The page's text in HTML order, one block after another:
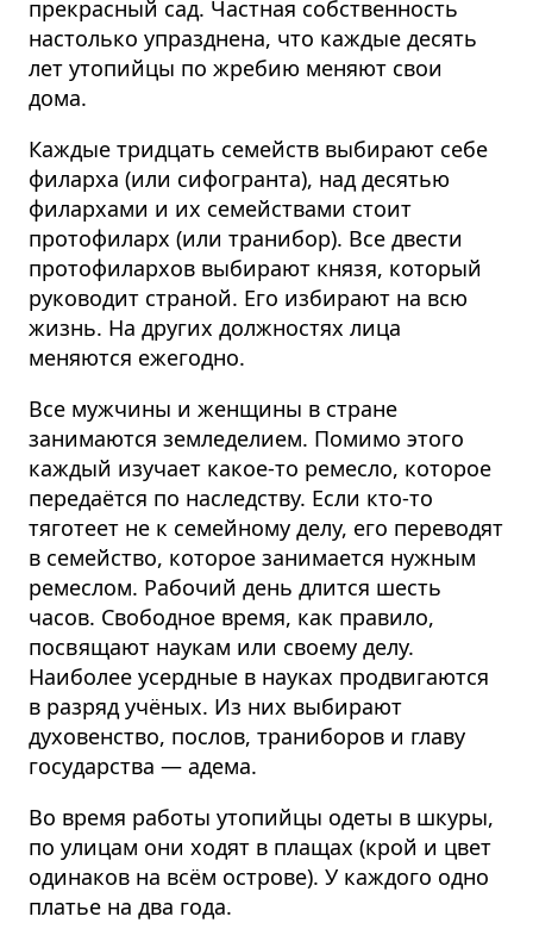
прекрасный сад. Частная собственность
настолько упразднена, что каждые десять
лет утопийцы по жребию меняют свои
дома.
Каждые тридцать семейств выбирают себе
филарха (или сифогранта), над десятью
филархами и их семействами стоит
протофиларх (или транибор). Все двести
протофилархов выбирают князя, который
руководит страной. Его избирают на всю
жизнь. На других должностях лица
меняются ежегодно.
Все мужчины и женщины в стране
занимаются земледелием. Помимо этого
каждый изучает какое-то ремесло, которое
передаётся по наследству. Если кто-то
тяготеет не к семейному делу, его переводят
в семейство, которое занимается нужным
ремеслом. Рабочий день длится шесть
часов. Свободное время, как правило,
посвящают наукам или своему делу.
Наиболее усердные в науках продвигаются
в разряд учёных. Из них выбирают
духовенство, послов, траниборов и главу
государства — адема.
Во время работы утопийцы одеты в шкуры,
по улицам они ходят в плащах (крой и цвет
одинаков на всём острове). У каждого одно
платье на два года.